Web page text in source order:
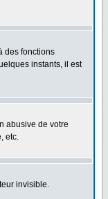
des fonctions
instants, il est
abusive de votre
etc.
invisible.